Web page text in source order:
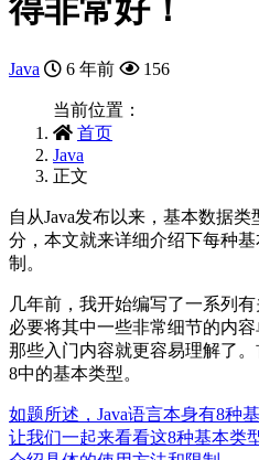
得非常好！
Java 6 年前 156
当前位置：
首页
Java
正文
自从Java发布以来，基本数据
分，本文就来详细介绍下每种
制。
几年前，我开始编写了一系列
必要将其中一些非常细节的内
那些入门内容就更容易理解了
8中的基本类型。
如题所述，Java语言本身有8种
让我们一起来看看这8种基本类